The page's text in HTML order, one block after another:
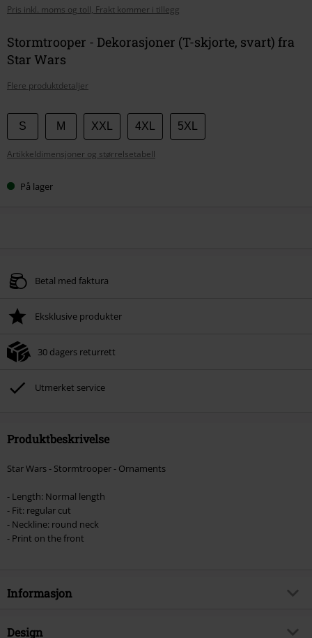
Pris inkl. moms og toll, Frakt kommer i tillegg
Stormtrooper - Dekorasjoner (T-skjorte, svart) fra
Star Wars
Flere produktdetaljer
Velg
størrelse
S M XXL 4XL 5XL
Artikkeldimensjoner og størrelsetabell
På lager
Betal med faktura
Eksklusive produkter
30 dagers returrett
Utmerket service
Produktbeskrivelse
Star Wars - Stormtrooper - Ornaments
- Length: Normal length
- Fit: regular cut
- Neckline: round neck
- Print on the front
Informasjon
Artikkelnummer
Design